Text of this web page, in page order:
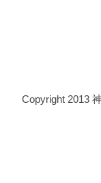
Copyright 2013